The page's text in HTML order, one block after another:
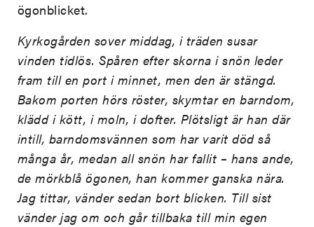
ögonblicket.
Kyrkogården sover middag, i träden susar
vinden tidlös. Spåren efter skorna i snön leder
fram till en port i minnet, men den är stängd.
Bakom porten hörs röster, skymtar en barndom,
klädd i kött, i moln, i dofter. Plötsligt är han där
intill, barndomsvännen som har varit död så
många år, medan all snön har fallit – hans ande,
de mörkblå ögonen, han kommer ganska nära.
Jag tittar, vänder sedan bort blicken. Till sist
vänder jag om och går tillbaka till min egen